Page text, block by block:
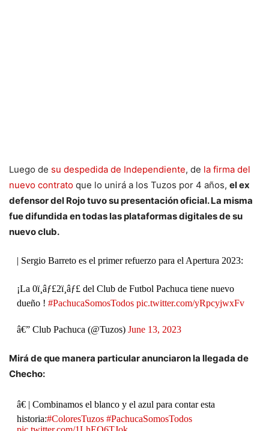
Luego de su despedida de Independiente, de la firma del
nuevo contrato que lo unirá a los Tuzos por 4 años, el ex
defensor del Rojo tuvo su presentación oficial. La misma
fue difundida en todas las plataformas digitales de su
nuevo club.
| Sergio Barreto es el primer refuerzo para el Apertura 2023:
¡La 0ï¸âƒ£2ï¸âƒ£ del Club de Futbol Pachuca tiene nuevo
dueño ! #PachucaSomosTodos pic.twitter.com/yRpcyjwxFv
â€” Club Pachuca (@Tuzos) June 13, 2023
Mirá de que manera particular anunciaron la llegada de
Checho:
â€ | Combinamos el blanco y el azul para contar esta
historia:#ColoresTuzos #PachucaSomosTodos